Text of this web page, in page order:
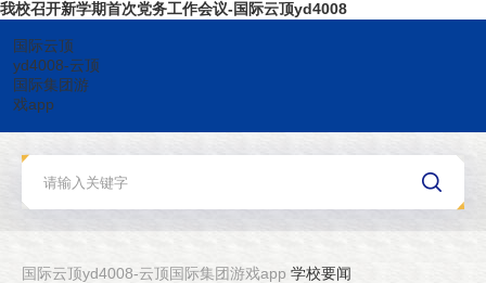
我校召开新学期首次党务工作会议-国际云顶yd4008
国际云顶
yd4008-云顶
国际集团游
戏app
国际云顶yd4008-云顶国际集团游戏app 学校要闻